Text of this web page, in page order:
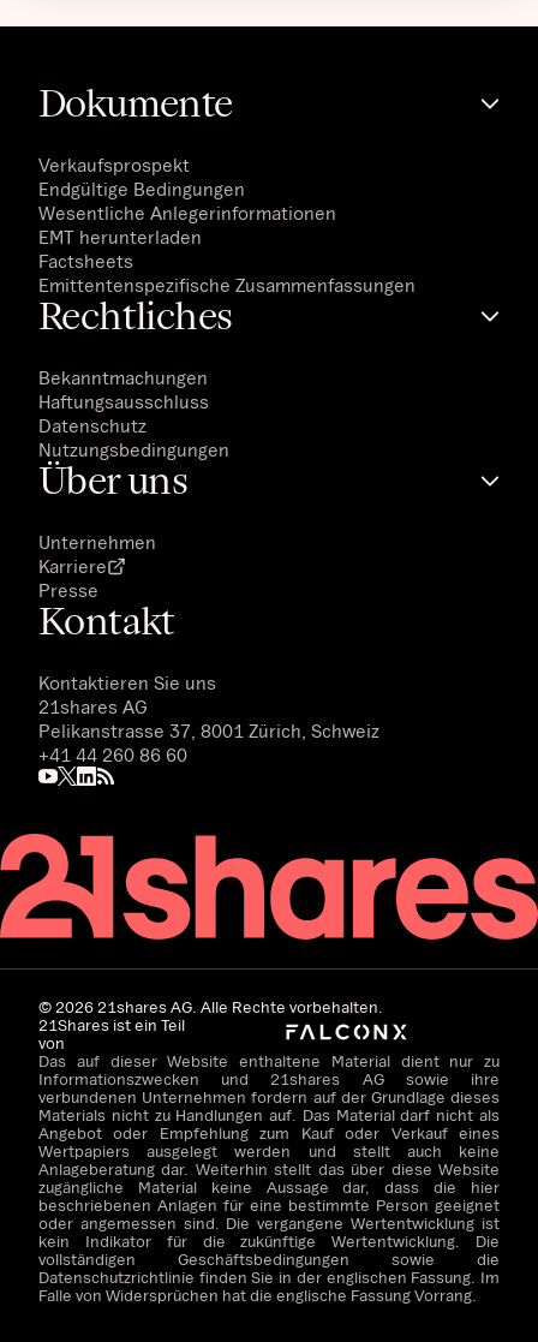
Dokumente
Verkaufsprospekt
Endgültige Bedingungen
Wesentliche Anlegerinformationen
EMT herunterladen
Factsheets
Emittentenspezifische Zusammenfassungen
Rechtliches
Bekanntmachungen
Haftungsausschluss
Datenschutz
Nutzungsbedingungen
Über uns
Unternehmen
Karriere
Presse
Kontakt
Kontaktieren Sie uns
21shares AG
Pelikanstrasse 37, 8001 Zürich, Schweiz
+41 44 260 86 60
©202621shares AG. Alle Rechte vorbehalten.
21Shares ist ein Teil
von
Das auf dieser Website enthaltene Material dient nur zu
Informationszwecken und 21shares AG sowie ihre
verbundenen Unternehmen fordern auf der Grundlage dieses
Materials nicht zu Handlungen auf. Das Material darf nicht als
Angebot oder Empfehlung zum Kauf oder Verkauf eines
Wertpapiers ausgelegt werden und stellt auch keine
Anlageberatung dar. Weiterhin stellt das über diese Website
zugängliche Material keine Aussage dar, dass die hier
beschriebenen Anlagen für eine bestimmte Person geeignet
oder angemessen sind. Die vergangene Wertentwicklung ist
kein Indikator für die zukünftige Wertentwicklung. Die
vollständigen Geschäftsbedingungen sowie die
Datenschutzrichtlinie finden Sie in der englischen Fassung. Im
Falle von Widersprüchen hat die englische Fassung Vorrang.